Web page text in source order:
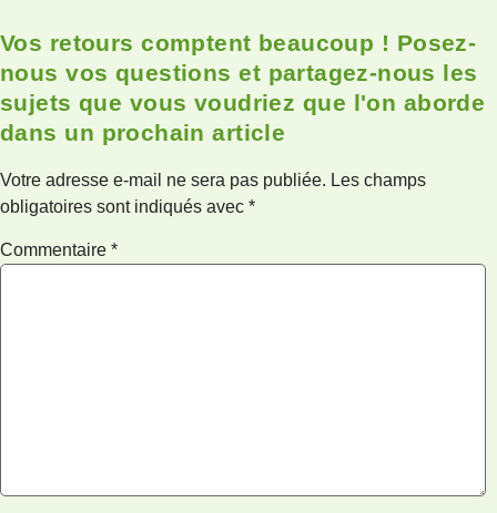
Vos retours comptent beaucoup ! Posez-
nous vos questions et partagez-nous les
sujets que vous voudriez que l'on aborde
dans un prochain article
Votre adresse e-mail ne sera pas publiée. Les champs
obligatoires sont indiqués avec *
Commentaire *